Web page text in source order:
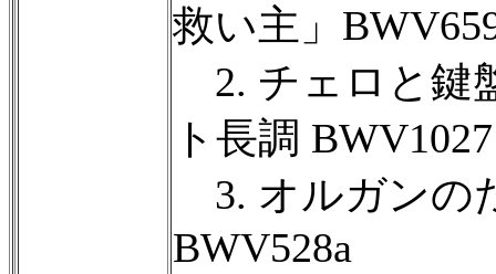
救い主」
2. チェロと鍵
ト長調 BWV1027
3. オルガンの
BWV528a